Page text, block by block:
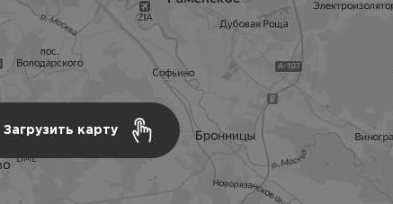
Загрузить карту